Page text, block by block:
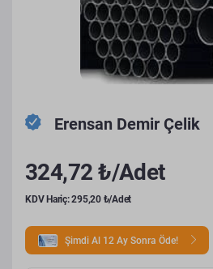
Erensan Demir Çelik
324,72 ₺/Adet
KDV Hariç: 295,20 ₺/Adet
Şimdi Al 12 Ay Sonra Öde!